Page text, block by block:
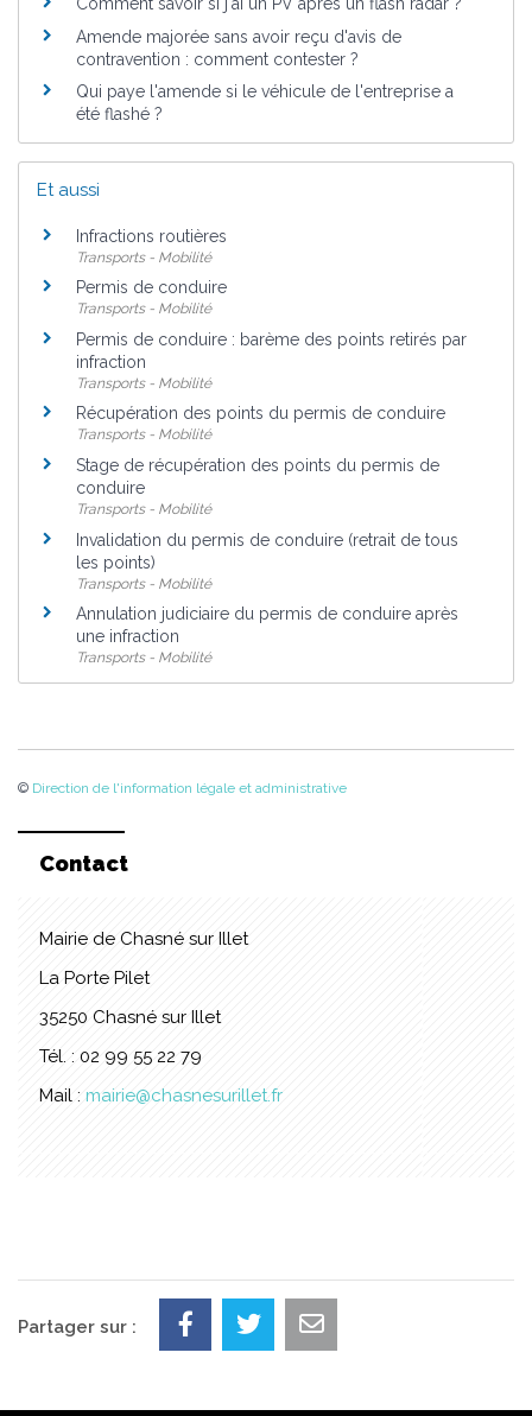
Comment savoir si j'ai un PV après un flash radar ?
Amende majorée sans avoir reçu d'avis de
contravention : comment contester ?
Qui paye l'amende si le véhicule de l'entreprise a
été flashé ?
Et aussi
Infractions routières
Transports - Mobilité
Permis de conduire
Transports - Mobilité
Permis de conduire : barème des points retirés par
infraction
Transports - Mobilité
Récupération des points du permis de conduire
Transports - Mobilité
Stage de récupération des points du permis de
conduire
Transports - Mobilité
Invalidation du permis de conduire (retrait de tous
les points)
Transports - Mobilité
Annulation judiciaire du permis de conduire après
une infraction
Transports - Mobilité
© Direction de l'information légale et administrative
Contact
Mairie de Chasné sur Illet
La Porte Pilet
35250 Chasné sur Illet
Tél. : 02 99 55 22 79
Mail : mairie@chasnesurillet.fr
Partager sur :